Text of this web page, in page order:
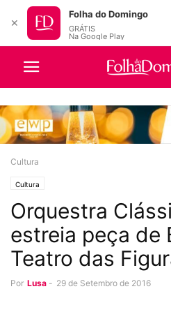
Cultura
Cultura
Orquestra
estreia peça de
Teatro das
Por Lusa - 29 de Setembro de 2016
✕
Folha do Domingo
GRÁTIS
Na Google Play